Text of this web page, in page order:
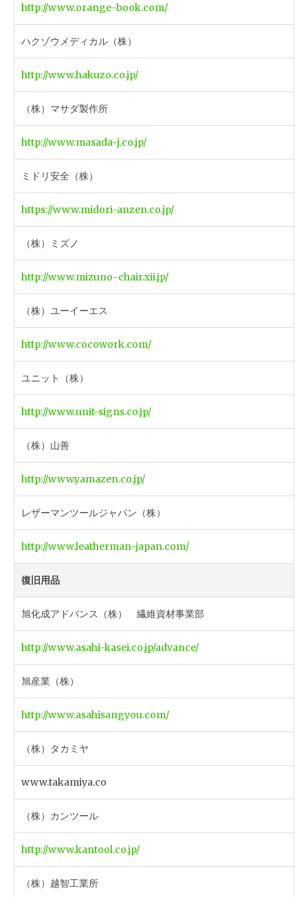
http://www.orange-book.com/
ハクゾウメディカル（株）
http://www.hakuzo.co.jp/
（株）マサダ製作所
http://www.masada-j.co.jp/
ミドリ安全（株）
https://www.midori-anzen.co.jp/
（株）ミズノ
http://www.mizuno-chair.xii.jp/
（株）ユーイーエス
http://www.cocowork.com/
ユニット（株）
http://www.unit-signs.co.jp/
（株）山善
http://www.yamazen.co.jp/
レザーマンツールジャパン（株）
http://www.leatherman-japan.com/
復旧用品
旭化成アドバンス（株） 繊維資材事業部
http://www.asahi-kasei.co.jp/advance/
旭産業（株）
http://www.asahisangyou.com/
（株）タカミヤ
www.takamiya.co
（株）カンツール
http://www.kantool.co.jp/
（株）越智工業所